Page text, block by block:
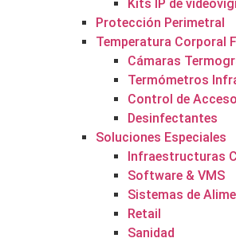
Kits IP de
Protección Perimetral
Temperatura Corporal
Cámaras
Termómetros
Control de
Desinfectantes
Soluciones Especiales
Infraestructuras
Software & VMS
Sistemas de
Retail
Sanidad